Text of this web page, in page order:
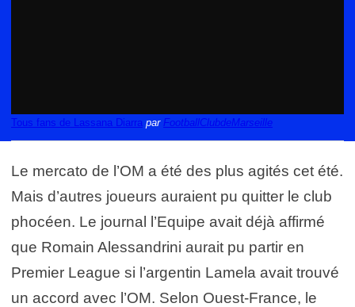
Tous fans de Lassana Diarra par FootballClubdeMarseille
Le mercato de l’OM a été des plus agités cet été.
Mais d’autres joueurs auraient pu quitter le club
phocéen. Le journal l’Equipe avait déjà affirmé
que Romain Alessandrini aurait pu partir en
Premier League si l’argentin Lamela avait trouvé
un accord avec l’OM. Selon Ouest-France, le